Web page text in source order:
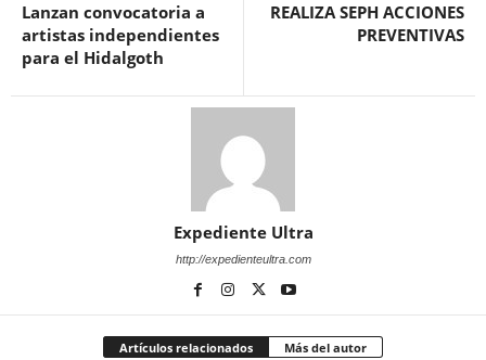
Lanzan convocatoria a
artistas independientes
para el Hidalgoth
REALIZA SEPH ACCIONES
PREVENTIVAS
Expediente Ultra
http://expedienteultra.com
Artículos relacionados Más del autor